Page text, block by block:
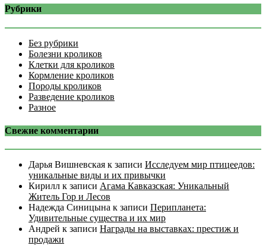
Рубрики
Без рубрики
Болезни кроликов
Клетки для кроликов
Кормление кроликов
Породы кроликов
Разведение кроликов
Разное
Свежие комментарии
Дарья Вишневская к записи Исследуем мир птицеедов:
уникальные виды и их привычки
Кирилл к записи Агама Кавказская: Уникальный
Житель Гор и Лесов
Надежда Синицына к записи Перипланета:
Удивительные существа и их мир
Андрей к записи Награды на выставках: престиж и
продажи